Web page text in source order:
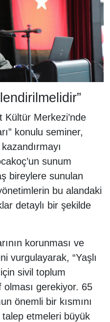
Kültür Merkezi’nde
konulu seminer,
sunum
bireylere sunulan
bu alandaki
detaylı bir şekilde
korunması ve
vurgulayarak, “Yaşlı
sivil toplum
olması gerekiyor. 65
önemli bir kısmını
talep etmeleri büyük